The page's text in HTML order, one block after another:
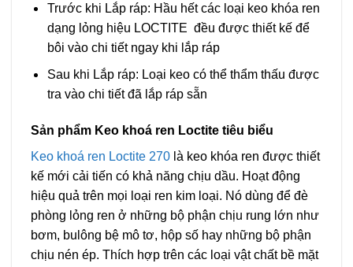
Trước khi Lắp ráp: Hầu hết các loại keo khóa ren
dạng lỏng hiệu LOCTITE đều được thiết kế để
bôi vào chi tiết ngay khi lắp ráp
Sau khi Lắp ráp: Loại keo có thể thẩm thấu được
tra vào chi tiết đã lắp ráp sẵn
Sản phẩm Keo khoá ren Loctite tiêu biểu
Keo khoá ren Loctite 270 là keo khóa ren được thiết
kế mới cải tiến có khả năng chịu dầu. Hoạt động
hiệu quả trên mọi loại ren kim loại. Nó dùng để đè
phòng lỏng ren ở những bộ phận chịu rung lớn như
bơm, bulông bệ mô tơ, hộp số hay những bộ phận
chịu nén ép. Thích hợp trên các loại vật chất bề mặt